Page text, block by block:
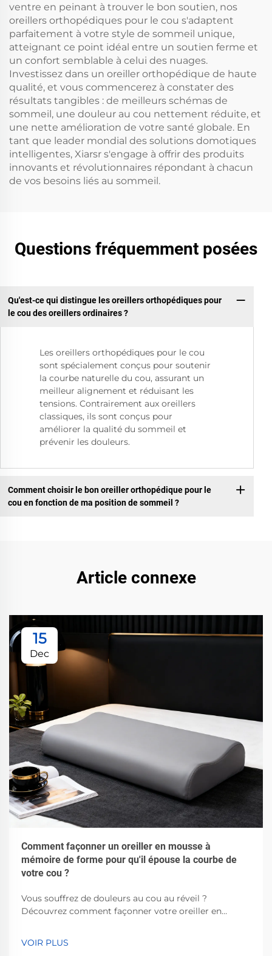
ventre en peinant à trouver le bon soutien, nos
oreillers orthopédiques pour le cou s'adaptent
parfaitement à votre style de sommeil unique,
atteignant ce point idéal entre un soutien ferme et
un confort semblable à celui des nuages.
Investissez dans un oreiller orthopédique de haute
qualité, et vous commencerez à constater des
résultats tangibles : de meilleurs schémas de
sommeil, une douleur au cou nettement réduite, et
une nette amélioration de votre santé globale. En
tant que leader mondial des solutions domotiques
intelligentes, Xiarsr s'engage à offrir des produits
innovants et révolutionnaires répondant à chacun
de vos besoins liés au sommeil.
Questions fréquemment posées
Qu'est-ce qui distingue les oreillers orthopédiques pour
le cou des oreillers ordinaires ?
Les oreillers orthopédiques pour le cou
sont spécialement conçus pour soutenir
la courbe naturelle du cou, assurant un
meilleur alignement et réduisant les
tensions. Contrairement aux oreillers
classiques, ils sont conçus pour
améliorer la qualité du sommeil et
prévenir les douleurs.
Comment choisir le bon oreiller orthopédique pour le
cou en fonction de ma position de sommeil ?
Article connexe
15
Dec
Comment façonner un oreiller en mousse à
mémoire de forme pour qu'il épouse la courbe de
votre cou ?
Vous souffrez de douleurs au cou au réveil ?
Découvrez comment façonner votre oreiller en
Obtenez dès maintenant des conseils de
VOIR PLUS